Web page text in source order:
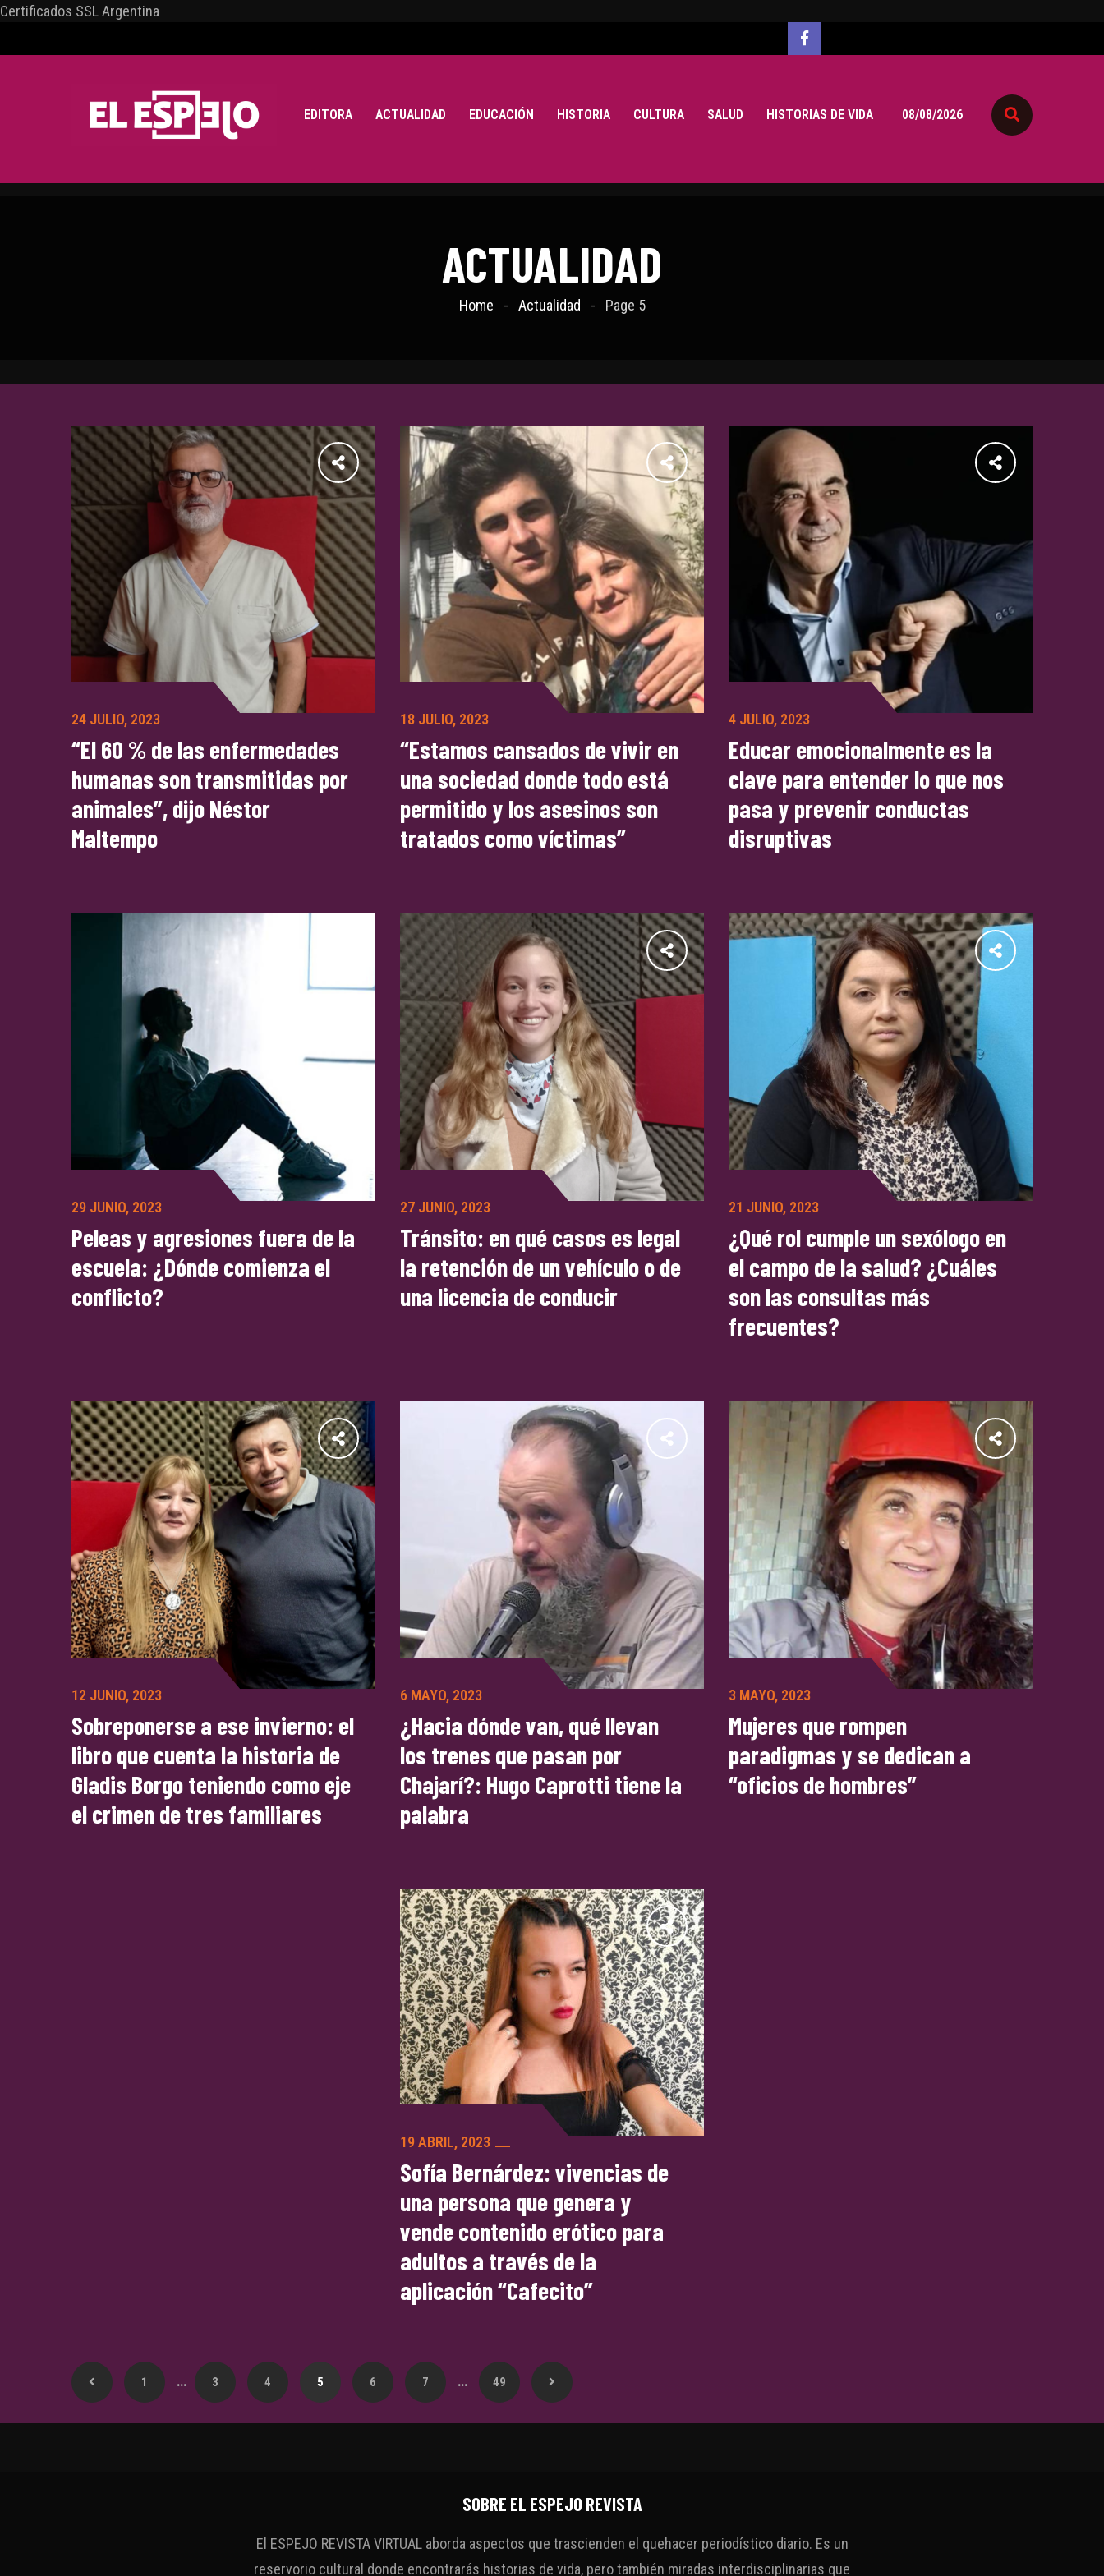
Certificados SSL Argentina
EDITORA ACTUALIDAD EDUCACIÓN HISTORIA CULTURA SALUD HISTORIAS DE VIDA 08/08/2026
ACTUALIDAD
Home Actualidad Page 5
24 JULIO, 2023
“El 60 % de las enfermedades
humanas son transmitidas por
animales”, dijo Néstor
Maltempo
18 JULIO, 2023
“Estamos cansados de vivir en
una sociedad donde todo está
permitido y los asesinos son
tratados como víctimas”
4 JULIO, 2023
Educar emocionalmente es la
clave para entender lo que nos
pasa y prevenir conductas
disruptivas
29 JUNIO, 2023
Peleas y agresiones fuera de la
escuela: ¿Dónde comienza el
conflicto?
27 JUNIO, 2023
Tránsito: en qué casos es legal
la retención de un vehículo o de
una licencia de conducir
21 JUNIO, 2023
¿Qué rol cumple un sexólogo en
el campo de la salud? ¿Cuáles
son las consultas más
frecuentes?
12 JUNIO, 2023
Sobreponerse a ese invierno: el
libro que cuenta la historia de
Gladis Borgo teniendo como eje
el crimen de tres familiares
6 MAYO, 2023
¿Hacia dónde van, qué llevan
los trenes que pasan por
Chajarí?: Hugo Caprotti tiene la
palabra
3 MAYO, 2023
Mujeres que rompen
paradigmas y se dedican a
“oficios de hombres”
19 ABRIL, 2023
Sofía Bernárdez: vivencias de
una persona que genera y
vende contenido erótico para
adultos a través de la
aplicación “Cafecito”
1 … 3 4 5 6 7 … 49
SOBRE EL ESPEJO REVISTA
El ESPEJO REVISTA VIRTUAL aborda aspectos que trascienden el quehacer periodístico diario. Es un
reservorio cultural donde encontrarás historias de vida, pero también miradas interdisciplinarias que